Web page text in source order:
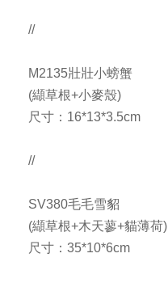
//
M2135壯壯小螃蟹
(纈草根+小麥殼)
尺寸：16*13*3.5cm
//
SV380毛毛雪貂
(纈草根+木天蓼+貓薄荷)
尺寸：35*10*6cm